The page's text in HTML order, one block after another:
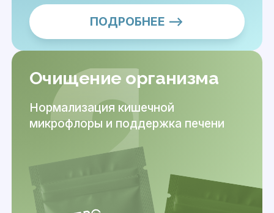
ПОДРОБНЕЕ —>
Очищение организма
Нормализация кишечной
микрофлоры и поддержка печени